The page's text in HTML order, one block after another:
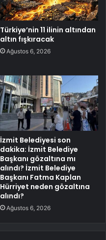
Türkiye’nin 11 ilinin altından
altın fışkıracak
Ağustos 6, 2026
İzmit Belediyesi son
dakika: İzmit Belediye
Başkanı gözaltına mı
alındı? İzmit Belediye
Başkanı Fatma Kaplan
Hürriyet neden gözaltına
alındı?
Ağustos 6, 2026